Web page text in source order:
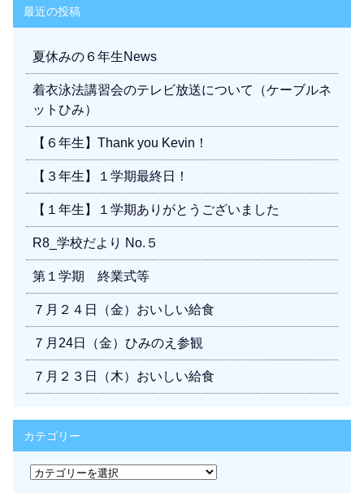
最近の投稿
夏休みの６年生News
着衣泳法講習会のテレビ放送について（ケーブルネ
ットひみ）
【６年生】Thank you Kevin！
【３年生】１学期最終日！
【１年生】１学期ありがとうございました
R8_学校だより No.５
第１学期 終業式等
７月２４日（金）おいしい給食
７月24日（金）ひみのえ参観
７月２３日（木）おいしい給食
カテゴリー
カ
テ